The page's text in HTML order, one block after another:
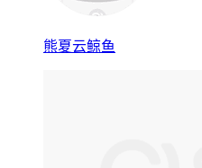
熊夏云鲸鱼